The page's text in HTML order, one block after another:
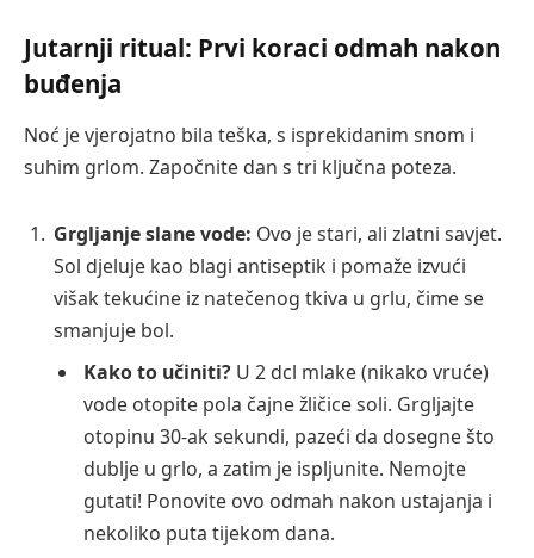
Jutarnji ritual: Prvi koraci odmah nakon
buđenja
Noć je vjerojatno bila teška, s isprekidanim snom i
suhim grlom. Započnite dan s tri ključna poteza.
Grgljanje slane vode: Ovo je stari, ali zlatni savjet.
Sol djeluje kao blagi antiseptik i pomaže izvući
višak tekućine iz natečenog tkiva u grlu, čime se
smanjuje bol.
Kako to učiniti? U 2 dcl mlake (nikako vruće)
vode otopite pola čajne žličice soli. Grgljajte
otopinu 30-ak sekundi, pazeći da dosegne što
dublje u grlo, a zatim je ispljunite. Nemojte
gutati! Ponovite ovo odmah nakon ustajanja i
nekoliko puta tijekom dana.